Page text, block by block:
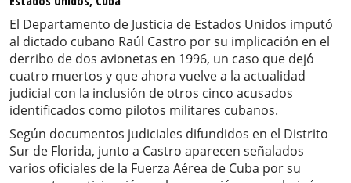
El Departamento de Justicia de Estados Unidos imputó
al dictado cubano Raúl Castro por su implicación en el
derribo de dos avionetas en 1996, un caso que dejó
cuatro muertos y que ahora vuelve a la actualidad
judicial con la inclusión de otros cinco acusados
identificados como pilotos militares cubanos.
Según documentos judiciales difundidos en el Distrito
Sur de Florida, junto a Castro aparecen señalados
varios oficiales de la Fuerza Aérea de Cuba por su